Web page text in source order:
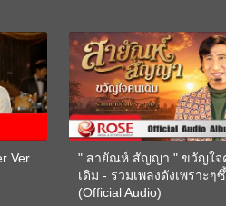
Ver.
" สายัณห์ สัญญา " ขวัญใจ
เดิม - รวมเพลงดังเพราะๆ
(Official Audio)